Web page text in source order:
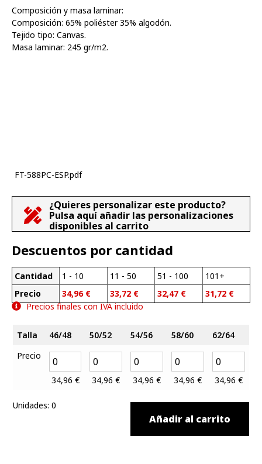
Composición y masa laminar:
Composición: 65% poliéster 35% algodón.
Tejido tipo: Canvas.
Masa laminar: 245 gr/m2.
FT-588PC-ESP.pdf
¿Quieres personalizar este producto?
Pulsa aquí añadir las personalizaciones
disponibles al carrito
Descuentos por cantidad
Cantidad
Precio
1 - 10
34,96 €
11 - 50
33,72 €
51 - 100
32,47 €
101+
31,72 €
Precios finales con IVA incluido
Talla 46/48 50/52 54/56 58/60
62/64
Precio
34,96 € 34,96 € 34,96 € 34,96 € 34,96 €
Unidades: 0
Añadir al carrito